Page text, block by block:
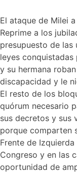
El ataque de Milei
Reprime a los
presupuesto de las
leyes
y su hermana
discapacidad y le
El resto de los
quórum necesario
sus decretos y sus
porque comparten
Frente de
Congreso y en las
oportunidad de